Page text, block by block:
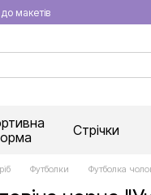
макетів
Стрічки
Футболки Футболка